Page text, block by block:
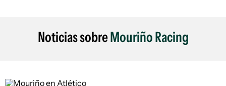
Noticias sobreMouriño Racing